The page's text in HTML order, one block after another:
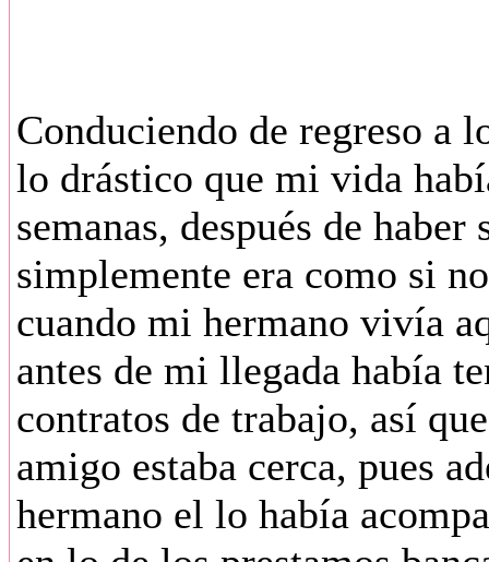
Conduciendo de regreso a
lo drástico que mi vida
semanas, después de
simplemente era como si
cuando mi hermano vivía
antes de mi llegada había
contratos de trabajo, así
amigo estaba cerca, pues
hermano el lo había